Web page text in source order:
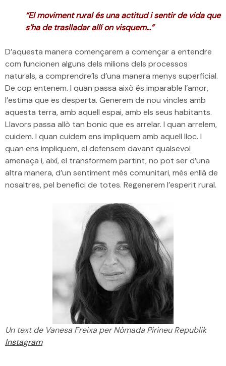
“El moviment rural és una actitud i sentir de vida que
s’ha de traslladar allí on visquem…”
D’aquesta manera començarem a començar a entendre
com funcionen alguns dels milions dels processos
naturals, a comprendre’ls d’una manera menys superficial.
De cop entenem. I quan passa això és imparable l’amor,
l’estima que es desperta. Generem de nou vincles amb
aquesta terra, amb aquell espai, amb els seus habitants.
Llavors passa allò tan bonic que es arrelar. I quan arrelem,
cuidem. I quan cuidem ens impliquem amb aquell lloc. I
quan ens impliquem, el defensem davant qualsevol
amenaça i, així, el transformem partint, no pot ser d’una
altra manera, d’un sentiment més comunitari, més enllà de
nosaltres, pel benefici de totes. Regenerem l’esperit rural.
Un text de Vanesa Freixa per Nòmada Pirineu Republik
Instagram